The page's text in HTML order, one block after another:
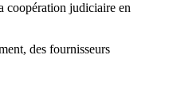
coopération judiciaire en
des fournisseurs